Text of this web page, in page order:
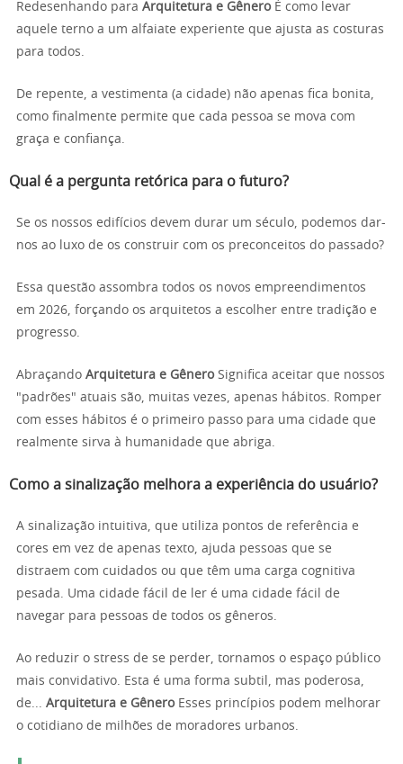
Redesenhando para Arquitetura e GêneroÉ como levar
aquele terno a um alfaiate experiente que ajusta as costuras
para todos.
De repente, a vestimenta (a cidade) não apenas fica bonita,
como finalmente permite que cada pessoa se mova com
graça e confiança.
Qual é a pergunta retórica para o futuro?
Se os nossos edifícios devem durar um século, podemos dar-
nos ao luxo de os construir com os preconceitos do passado?
Essa questão assombra todos os novos empreendimentos
em 2026, forçando os arquitetos a escolher entre tradição e
progresso.
Abraçando Arquitetura e GêneroSignifica aceitar que nossos
"padrões" atuais são, muitas vezes, apenas hábitos. Romper
com esses hábitos é o primeiro passo para uma cidade que
realmente sirva à humanidade que abriga.
Como a sinalização melhora a experiência do usuário?
A sinalização intuitiva, que utiliza pontos de referência e
cores em vez de apenas texto, ajuda pessoas que se
distraem com cuidados ou que têm uma carga cognitiva
pesada. Uma cidade fácil de ler é uma cidade fácil de
navegar para pessoas de todos os gêneros.
Ao reduzir o stress de se perder, tornamos o espaço público
mais convidativo. Esta é uma forma subtil, mas poderosa,
de... Arquitetura e GêneroEsses princípios podem melhorar
o cotidiano de milhões de moradores urbanos.